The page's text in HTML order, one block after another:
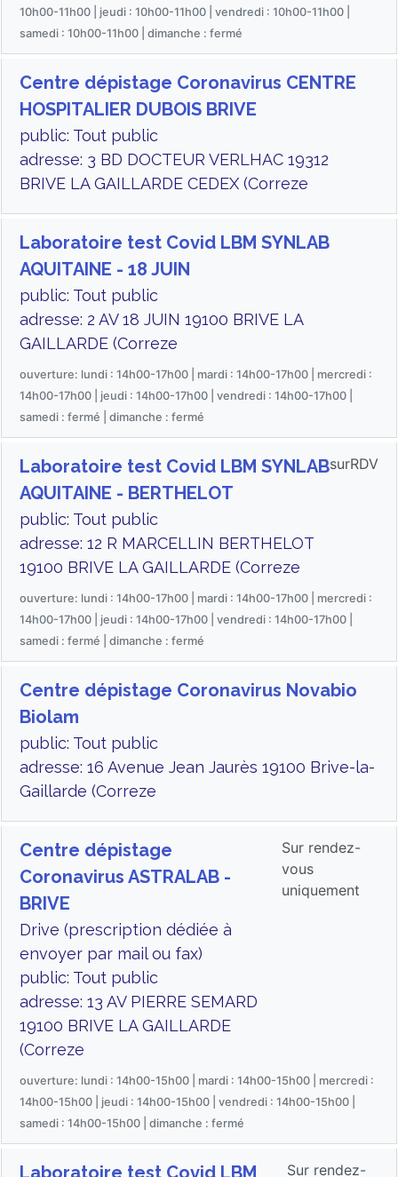
10h00-11h00 | jeudi : 10h00-11h00 | vendredi : 10h00-11h00 |
samedi : 10h00-11h00 | dimanche : fermé
Centre dépistage Coronavirus CENTRE
HOSPITALIER DUBOIS BRIVE
public: Tout public
adresse: 3 BD DOCTEUR VERLHAC 19312
BRIVE LA GAILLARDE CEDEX (Correze
Laboratoire test Covid LBM SYNLAB
AQUITAINE - 18 JUIN
public: Tout public
adresse: 2 AV 18 JUIN 19100 BRIVE LA
GAILLARDE (Correze
ouverture: lundi : 14h00-17h00 | mardi : 14h00-17h00 | mercredi :
14h00-17h00 | jeudi : 14h00-17h00 | vendredi : 14h00-17h00 |
samedi : fermé | dimanche : fermé
Laboratoire test Covid LBM SYNLAB
AQUITAINE - BERTHELOT
public: Tout public
adresse: 12 R MARCELLIN BERTHELOT
19100 BRIVE LA GAILLARDE (Correze
surRDV
ouverture: lundi : 14h00-17h00 | mardi : 14h00-17h00 | mercredi :
14h00-17h00 | jeudi : 14h00-17h00 | vendredi : 14h00-17h00 |
samedi : fermé | dimanche : fermé
Centre dépistage Coronavirus Novabio
Biolam
public: Tout public
adresse: 16 Avenue Jean Jaurès 19100 Brive-la-
Gaillarde (Correze
Centre dépistage
Coronavirus ASTRALAB -
BRIVE
Drive (prescription dédiée à
envoyer par mail ou fax)
public: Tout public
adresse: 13 AV PIERRE SEMARD
19100 BRIVE LA GAILLARDE
(Correze
Sur rendez-
vous
uniquement
ouverture: lundi : 14h00-15h00 | mardi : 14h00-15h00 | mercredi :
14h00-15h00 | jeudi : 14h00-15h00 | vendredi : 14h00-15h00 |
samedi : 14h00-15h00 | dimanche : fermé
Laboratoire test Covid LBM Sur rendez-